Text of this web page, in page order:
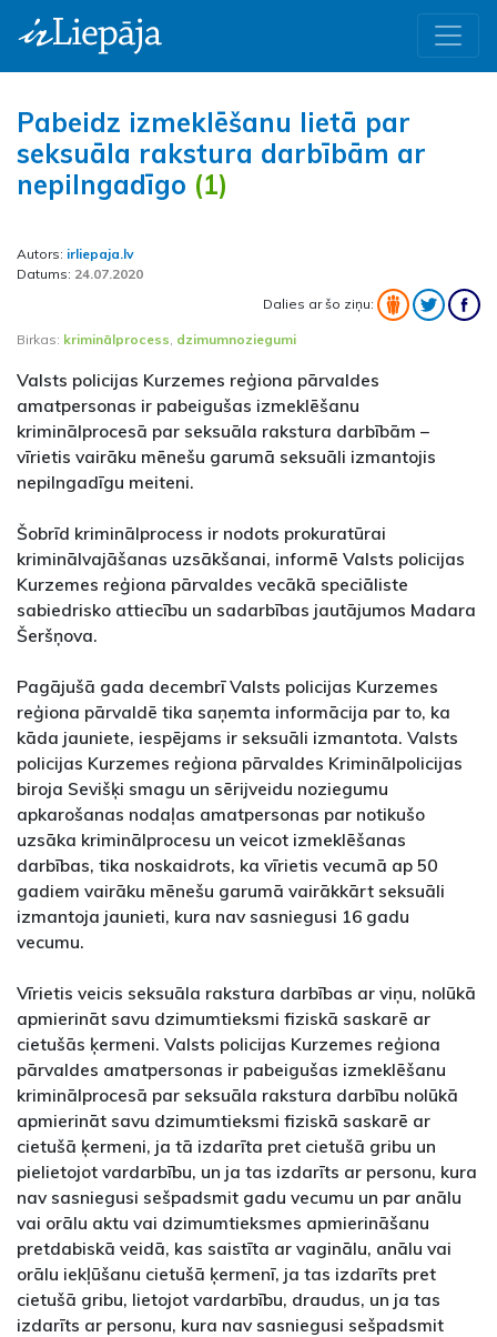
Pabeidz izmeklēšanu lietā par
seksuāla rakstura darbībām ar
nepilngadīgo (1)
Autors: irliepaja.lv
Datums: 24.07.2020
Dalies ar šo ziņu:
Birkas: kriminālprocess dzimumnoziegumi
Valsts policijas Kurzemes reģiona pārvaldes
amatpersonas ir pabeigušas izmeklēšanu
kriminālprocesā par seksuāla rakstura darbībām –
vīrietis vairāku mēnešu garumā seksuāli izmantojis
nepilngadīgu meiteni.
Šobrīd kriminālprocess ir nodots prokuratūrai
kriminālvajāšanas uzsākšanai, informē Valsts policijas
Kurzemes reģiona pārvaldes vecākā speciāliste
sabiedrisko attiecību un sadarbības jautājumos Madara
Šeršņova.
Pagājušā gada decembrī Valsts policijas Kurzemes
reģiona pārvaldē tika saņemta informācija par to, ka
kāda jauniete, iespējams ir seksuāli izmantota. Valsts
policijas Kurzemes reģiona pārvaldes Kriminālpolicijas
biroja Sevišķi smagu un sērijveidu noziegumu
apkarošanas nodaļas amatpersonas par notikušo
uzsāka kriminālprocesu un veicot izmeklēšanas
darbības, tika noskaidrots, ka vīrietis vecumā ap 50
gadiem vairāku mēnešu garumā vairākkārt seksuāli
izmantoja jaunieti, kura nav sasniegusi 16 gadu
vecumu.
Vīrietis veicis seksuāla rakstura darbības ar viņu, nolūkā
apmierināt savu dzimumtieksmi fiziskā saskarē ar
cietušās ķermeni. Valsts policijas Kurzemes reģiona
pārvaldes amatpersonas ir pabeigušas izmeklēšanu
kriminālprocesā par seksuāla rakstura darbību nolūkā
apmierināt savu dzimumtieksmi fiziskā saskarē ar
cietušā ķermeni, ja tā izdarīta pret cietušā gribu un
pielietojot vardarbību, un ja tas izdarīts ar personu, kura
nav sasniegusi sešpadsmit gadu vecumu un par anālu
vai orālu aktu vai dzimumtieksmes apmierināšanu
pretdabiskā veidā, kas saistīta ar vaginālu, anālu vai
orālu iekļūšanu cietušā ķermenī, ja tas izdarīts pret
cietušā gribu, lietojot vardarbību, draudus, un ja tas
izdarīts ar personu, kura nav sasniegusi sešpadsmit